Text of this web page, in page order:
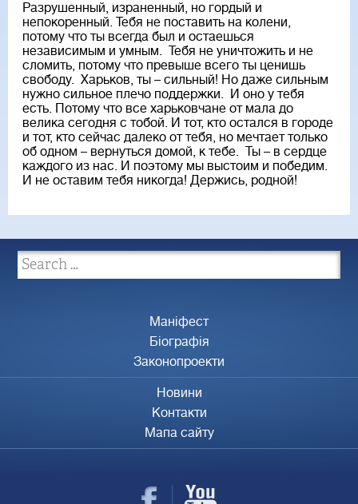
Разрушенный, израненный, но гордый и
непокоренный. Тебя не поставить на колени,
потому что ты всегда был и остаешься
независимым и умным. Тебя не уничтожить и не
сломить, потому что превыше всего ты ценишь
свободу. Харьков, ты – сильный! Но даже сильным
нужно сильное плечо поддержки. И оно у тебя
есть. Потому что все харьковчане от мала до
велика сегодня с тобой. И тот, кто остался в городе
и тот, кто сейчас далеко от тебя, но мечтает только
об одном – вернуться домой, к тебе. Ты – в сердце
каждого из нас. И поэтому мы выстоим и победим.
И не оставим тебя никогда! Держись, родной!
Маніфест
Біографія
Законопроекти
Новини
Контакти
Мапа сайту